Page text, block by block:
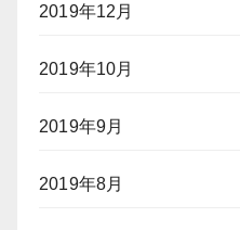
2019年12月
2019年10月
2019年9月
2019年8月